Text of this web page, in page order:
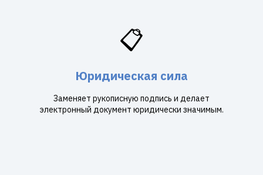
📋
Юридическая сила
Заменяет рукописную подпись и делает
электронный документ юридически значимым.